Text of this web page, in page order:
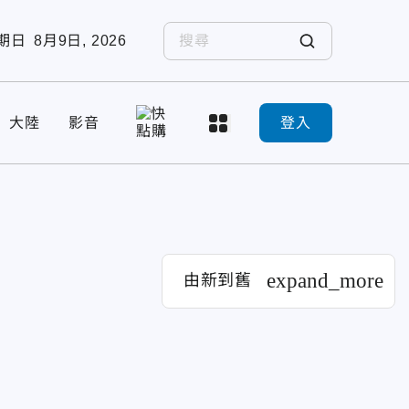
日 8月9日, 2026
大陸 影音 登入
由新到舊 expand_more